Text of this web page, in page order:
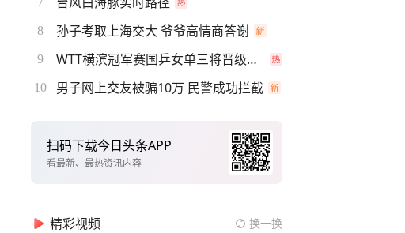
8 孙子考取上海交大 爷爷高情商答谢
9 WTT横滨冠军赛国乒女单三将晋级四强
10 男子网上交友被骗10万 民警成功拦截
扫码下载今日头条APP
看最新、最热资讯内容
精彩视频 换一换